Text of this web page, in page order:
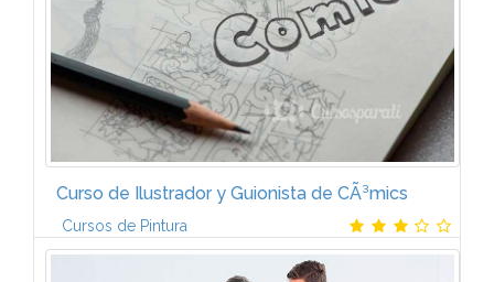
Curso de Ilustrador y Guionista de CÃ³mics
Cursos de Pintura
Gracias al temario del Curso de Ilustrador y Guionista